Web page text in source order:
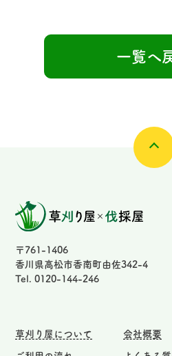
一覧へ
〒761-1406
香川県高松市香南町由佐342-4
Tel. 0120-144-246
草刈り屋について 会社概要